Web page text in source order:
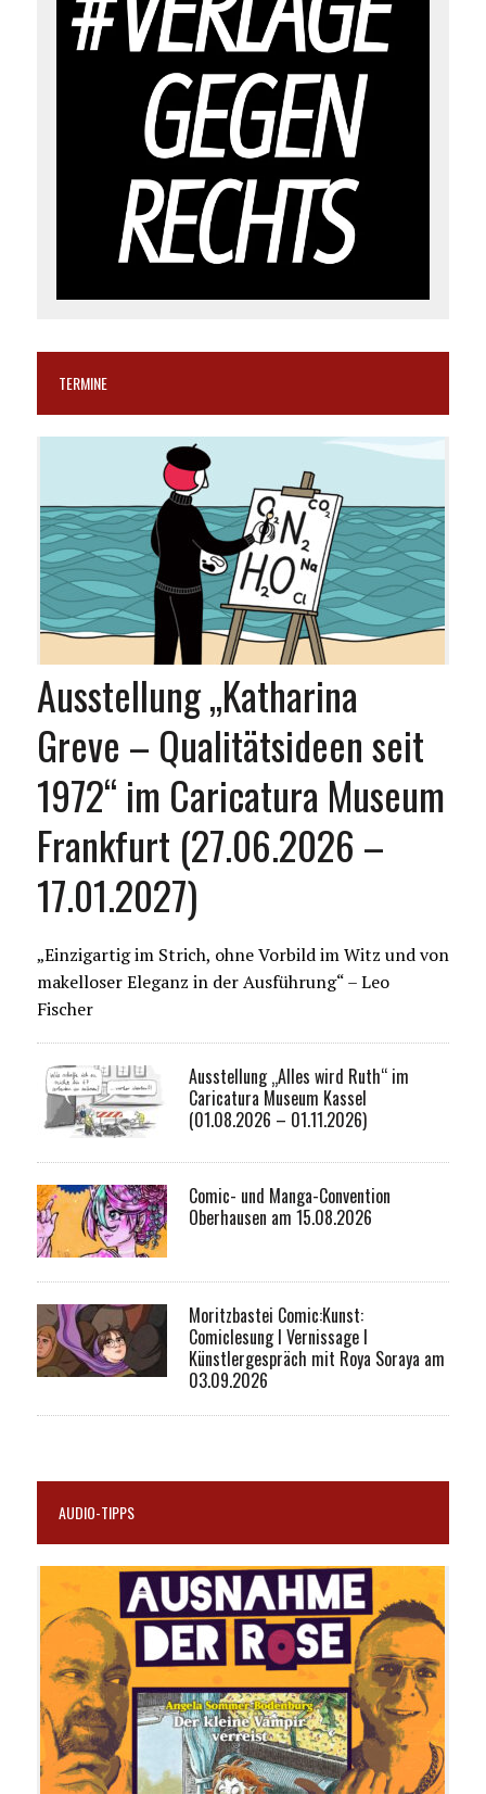
TERMINE
Ausstellung „Katharina
Greve – Qualitätsideen seit
1972“ im Caricatura Museum
Frankfurt (27.06.2026 –
17.01.2027)
„Einzigartig im Strich, ohne Vorbild im Witz und von
makelloser Eleganz in der Ausführung“ – Leo
Fischer
Ausstellung „Alles wird Ruth“ im
Caricatura Museum Kassel
(01.08.2026 – 01.11.2026)
Comic- und Manga-Convention
Oberhausen am 15.08.2026
Moritzbastei Comic:Kunst:
Comiclesung I Vernissage I
Künstlergespräch mit Roya Soraya am
03.09.2026
AUDIO-TIPPS